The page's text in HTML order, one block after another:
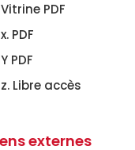
Vitrine PDF
x. PDF
Y PDF
z. Libre accès
externes